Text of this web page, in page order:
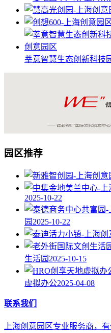
莘意智慧生态创新科技
园区推荐
2025-10-22
园 2025-10-22
生活园 2025-10-15
虚拟办公2025-04-08
联系我们
上海创意园区专业服务商，